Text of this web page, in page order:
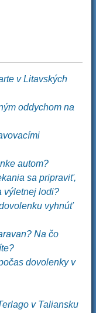
v Litavských
oddychom na
autom?
sa pripraviť,
výletnej lodi?
vyhnúť
Na čo
dovolenky v
v Taliansku